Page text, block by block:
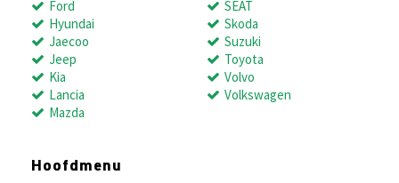
Ford
Hyundai
Jaecoo
Jeep
Kia
Lancia
Mazda
SEAT
Skoda
Suzuki
Toyota
Volvo
Volkswagen
Hoofdmenu